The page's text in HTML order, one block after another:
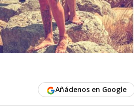
Añádenos en Google